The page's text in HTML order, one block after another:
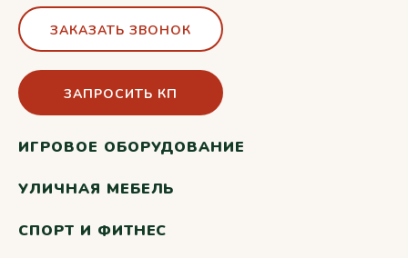
ЗАКАЗАТЬ ЗВОНОК
ЗАПРОСИТЬ КП
ИГРОВОЕ ОБОРУДОВАНИЕ
УЛИЧНАЯ МЕБЕЛЬ
СПОРТ И ФИТНЕС